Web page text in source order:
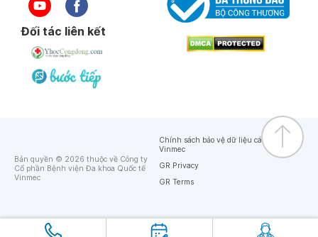
Đối tác liên kết
Bản quyền © 2026 thuộc về Công ty
Cổ phần Bệnh viện Đa khoa Quốc tế
Vinmec
Chính sách bảo vệ dữ liệu cá nhân của
Vinmec
GR Privacy
GR Terms